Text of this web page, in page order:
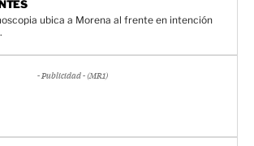
ubica a Morena al frente en intención
- Publicidad - (MR1)